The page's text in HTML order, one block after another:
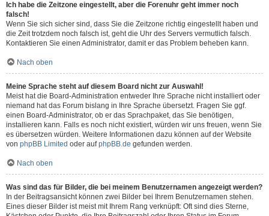
Ich habe die Zeitzone eingestellt, aber die Forenuhr geht immer noch
falsch!
Wenn Sie sich sicher sind, dass Sie die Zeitzone richtig eingestellt haben und
die Zeit trotzdem noch falsch ist, geht die Uhr des Servers vermutlich falsch.
Kontaktieren Sie einen Administrator, damit er das Problem beheben kann.
Nach oben
Meine Sprache steht auf diesem Board nicht zur Auswahl!
Meist hat die Board-Administration entweder Ihre Sprache nicht installiert oder
niemand hat das Forum bislang in Ihre Sprache übersetzt. Fragen Sie ggf.
einen Board-Administrator, ob er das Sprachpaket, das Sie benötigen,
installieren kann. Falls es noch nicht existiert, würden wir uns freuen, wenn Sie
es übersetzen würden. Weitere Informationen dazu können auf der Website
von phpBB Limited oder aufphpBB.de gefunden werden.
Nach oben
Was sind das für Bilder, die bei meinem Benutzernamen angezeigt werden?
In der Beitragsansicht können zwei Bilder bei Ihrem Benutzernamen stehen.
Eines dieser Bilder ist meist mit Ihrem Rang verknüpft: Oft sind dies Sterne,